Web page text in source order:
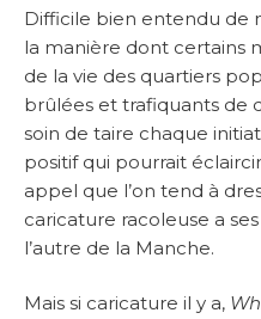
Difficile bien entendu de
la manière dont certains
de la vie des quartiers
brûlées et trafiquants de
soin de taire chaque
positif qui pourrait
appel que l’on tend à
caricature racoleuse a
l’autre de la Manche.
Mais si caricature il y a,